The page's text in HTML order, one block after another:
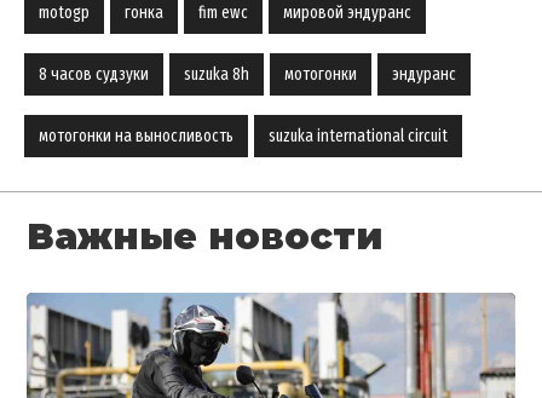
motogp гонка fim ewc мировой эндуранс
8 часов судзуки suzuka 8h мотогонки эндуранс
мотогонки на выносливость suzuka international circuit
Важные новости